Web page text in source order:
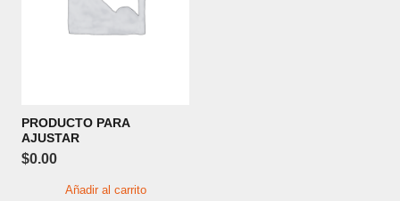
PRODUCTO PARA
AJUSTAR
$0.00
Añadir al carrito